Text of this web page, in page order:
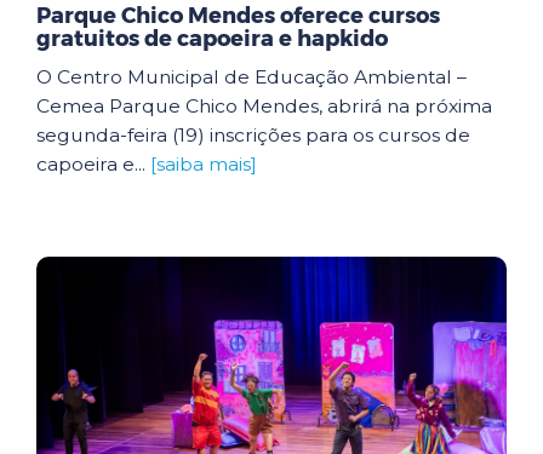
Parque Chico Mendes oferece cursos
gratuitos de capoeira e hapkido
O Centro Municipal de Educação Ambiental –
Cemea Parque Chico Mendes, abrirá na próxima
segunda-feira (19) inscrições para os cursos de
capoeira e... [saiba mais]